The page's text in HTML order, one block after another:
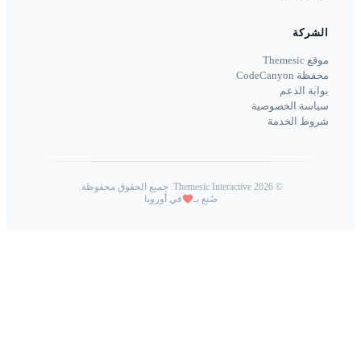
الشركة
موقع Themesic
محفظة CodeCanyon
بوابة الدعم
سياسة الخصوصية
شروط الخدمة
©
2026 Themesic Interactive. جميع الحقوق محفوظة.
صُنع بـ
في أوروبا